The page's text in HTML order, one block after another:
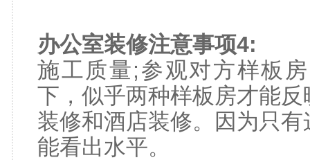
办公室装修注意事项4:
施工质量;参观对方样板
下，似乎两种样板房才能
装修和酒店装修。因为只
能看出水平。